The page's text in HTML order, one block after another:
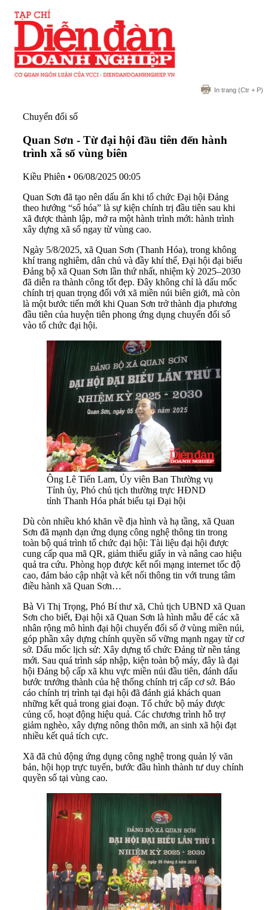
In trang (Ctr + P)
Chuyển đổi số
Quan Sơn - Từ đại hội đầu tiên đến hành
trình xã số vùng biên
Kiều Phiên • 06/08/2025 00:05
Quan Sơn đã tạo nên dấu ấn khi tổ chức Đại hội Đảng
theo hướng “số hóa” là sự kiện chính trị đầu tiên sau khi
xã được thành lập, mở ra một hành trình mới: hành trình
xây dựng xã số ngay từ vùng cao.
Ngày 5/8/2025, xã Quan Sơn (Thanh Hóa), trong không
khí trang nghiêm, dân chủ và đầy khí thế, Đại hội đại biểu
Đảng bộ xã Quan Sơn lần thứ nhất, nhiệm kỳ 2025–2030
đã diễn ra thành công tốt đẹp. Đây không chỉ là dấu mốc
chính trị quan trọng đối với xã miền núi biên giới, mà còn
là một bước tiến mới khi Quan Sơn trở thành địa phương
đầu tiên của huyện tiên phong ứng dụng chuyển đổi số
vào tổ chức đại hội.
Ông Lê Tiến Lam, Ủy viên Ban Thường vụ
Tỉnh ủy, Phó chủ tịch thường trực HĐND
tỉnh Thanh Hóa phát biểu tại Đại hội
Dù còn nhiều khó khăn về địa hình và hạ tầng, xã Quan
Sơn đã mạnh dạn ứng dụng công nghệ thông tin trong
toàn bộ quá trình tổ chức đại hội: Tài liệu đại hội được
cung cấp qua mã QR, giảm thiểu giấy in và nâng cao hiệu
quả tra cứu. Phòng họp được kết nối mạng internet tốc độ
cao, đảm bảo cập nhật và kết nối thông tin với trung tâm
điều hành xã Quan Sơn…
Bà Vi Thị Trọng, Phó Bí thư xã, Chủ tịch UBND xã Quan
Sơn cho biết, Đại hội xã Quan Sơn là hình mẫu để các xã
nhân rộng mô hình đại hội chuyển đổi số ở vùng miền núi,
góp phần xây dựng chính quyền số vững mạnh ngay từ cơ
sở. Dấu mốc lịch sử: Xây dựng tổ chức Đảng từ nền tảng
mới. Sau quá trình sáp nhập, kiện toàn bộ máy, đây là đại
hội Đảng bộ cấp xã khu vực miền núi đầu tiên, đánh dấu
bước trưởng thành của hệ thống chính trị cấp cơ sở. Báo
cáo chính trị trình tại đại hội đã đánh giá khách quan
những kết quả trong giai đoạn. Tổ chức bộ máy được
củng cố, hoạt động hiệu quả. Các chương trình hỗ trợ
giảm nghèo, xây dựng nông thôn mới, an sinh xã hội đạt
nhiều kết quả tích cực.
Xã đã chủ động ứng dụng công nghệ trong quản lý văn
bản, hội họp trực tuyến, bước đầu hình thành tư duy chính
quyền số tại vùng cao.